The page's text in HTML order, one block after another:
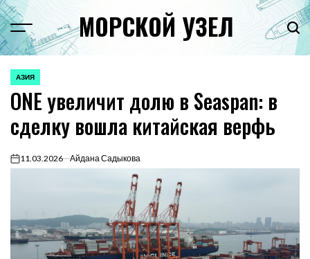
Перейти
к
содержимому
Menu МОРСКОЙ УЗЕЛ
ОПУБЛИКОВАНО
В
АЗИЯ
ONE увеличит долю в Seaspan: в
сделку вошла китайская верфь
on11.03.2026 Айдана Садыкова